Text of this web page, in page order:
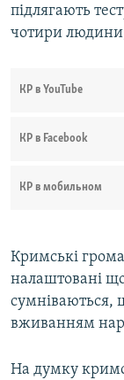
підлягають
чотири
КР в YouTube
КР в Facebook
КР в мобильном
Кримські
налаштовані
сумніваються,
вживанням
На думку